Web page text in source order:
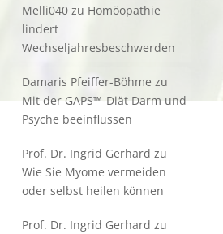
Melli040zu Homöopathie
lindert
Wechseljahresbeschwerden
Damaris Pfeiffer-Böhme zu
Mit der GAPS™-Diät Darm und
Psyche beeinflussen
Prof. Dr. Ingrid Gerhard zu
Wie Sie Myome vermeiden
oder selbst heilen können
Prof. Dr. Ingrid Gerhard zu